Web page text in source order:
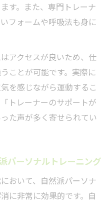
す。また、専門トレーナ
フォームや呼吸法も身に
アクセスが良いため、仕
ことが可能です。実際に
を感じながら運動するこ
トレーナーのサポートが
た声が多く寄せられてい
パーソナルトレーニング
おいて、自然派パーソナ
に非常に効果的です。自